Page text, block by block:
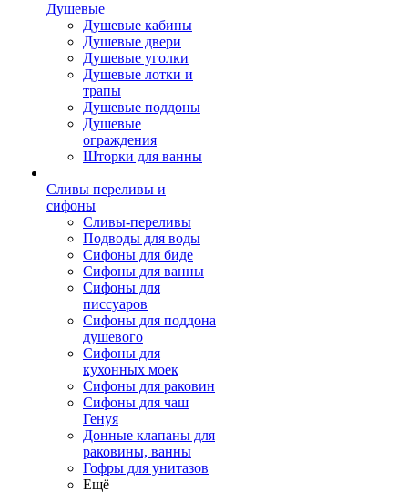
Душевые
Душевые кабины
Душевые двери
Душевые уголки
Душевые лотки и
трапы
Душевые поддоны
Душевые
ограждения
Шторки для ванны
Сливы переливы и
сифоны
Сливы-переливы
Подводы для воды
Сифоны для биде
Сифоны для ванны
Сифоны для
писсуаров
Сифоны для поддона
душевого
Сифоны для
кухонных моек
Сифоны для раковин
Сифоны для чаш
Генуя
Донные клапаны для
раковины, ванны
Гофры для унитазов
Ещё